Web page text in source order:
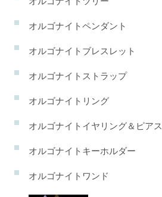
オルゴナイトペンダント
オルゴナイトブレスレット
オルゴナイトストラップ
オルゴナイトリング
オルゴナイトイヤリング＆ピアス
オルゴナイトキーホルダー
オルゴナイトワンド